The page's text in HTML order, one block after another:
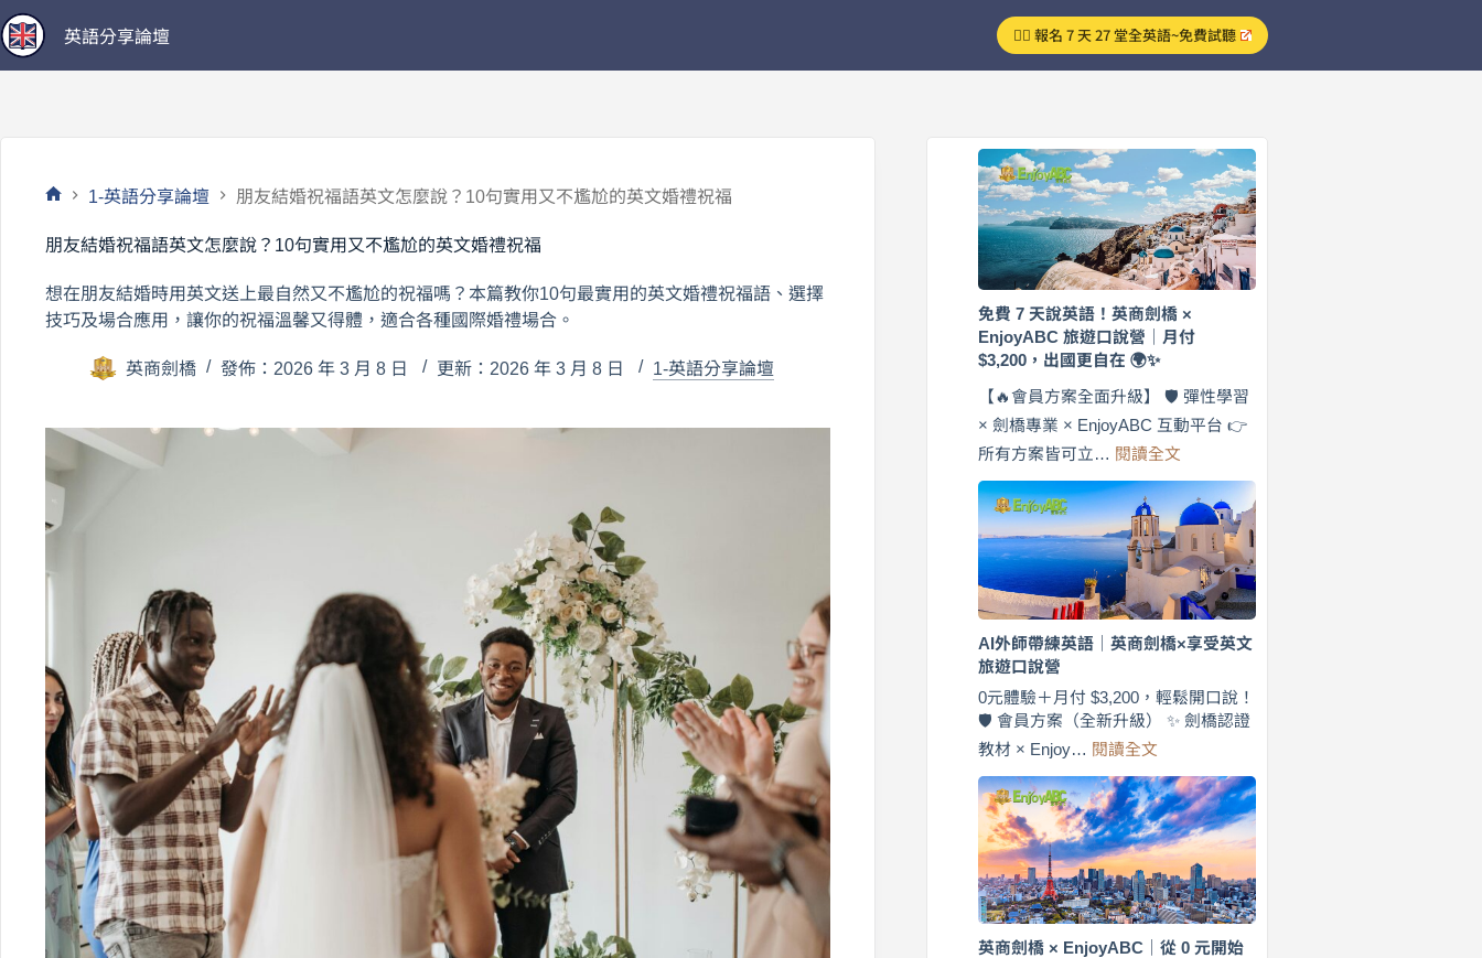
跳
至
主
英語分享論壇 👉🏻 報名 7 天 27 堂全英語~免費試聽
頁
1-英語分享論壇 朋友結婚祝福語英文怎麼說？10句實用又不尷尬的英文婚禮祝福
朋友結婚祝福語英文怎麼說？10句實用又不尷尬的英文婚禮祝福
想在朋友結婚時用英文送上最自然又不尷尬的祝福嗎？本篇教你10句最實用的英文婚禮祝福語、選擇
技巧及場合應用，讓你的祝福溫馨又得體，適合各種國際婚禮場合。
英商劍橋 發佈：2026 年 3 月 8 日 更新：2026 年 3 月 8 日 1-英語分享論壇
免費 7 天說英語！英商劍橋 ×
EnjoyABC 旅遊口說營｜月付
$3,200，出國更自在 🌍✨
【🔥會員方案全面升級】 🛡️ 彈性學習
× 劍橋專業 × EnjoyABC 互動平台 👉
所有方案皆可立… 閱讀全文
費
7
天
說
英
語！
商
橋
×
EnjoyABC
遊
口
說
營
｜
月
付
$3,200，
AI外師帶練英語｜英商劍橋×享受英文
旅遊口說營
0元體驗＋月付 $3,200，輕鬆開口說！
🛡️ 會員方案（全新升級） ✨ 劍橋認證
教材 × Enjoy… 閱讀全文
外
師
帶
練
英
語
｜
英
英商劍橋 × EnjoyABC｜從 0 元開始